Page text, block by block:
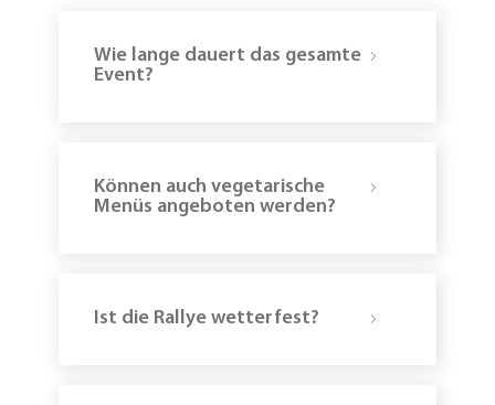
Wie lange dauert das gesamte
Event?
Können auch vegetarische
Menüs angeboten werden?
Ist die Rallye wetterfest?